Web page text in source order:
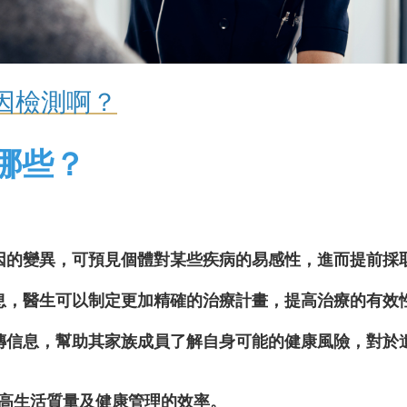
檢測啊？
些？
變異，可預見個體對某些疾病的易感性，進而提前採
醫生可以制定更加精確的治療計畫，提高治療的有效
息，幫助其家族成員了解自身可能的健康風險，對於
生活質量及健康管理的效率。